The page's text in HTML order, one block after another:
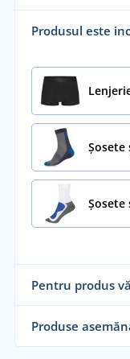
Produsul este
Șosete
Șosete
Pentru produs
Produse